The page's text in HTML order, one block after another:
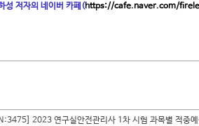
성 저자의 네이버 카페(https://cafe.naver.com/
2023 연구실안전관리사 1차 시험 과목별 적중